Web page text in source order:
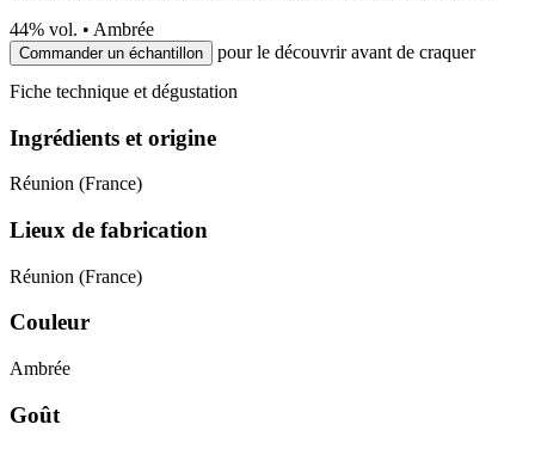
44% vol. • Ambrée
Commander un échantillon
pour le découvrir avant de craquer
Fiche technique et dégustation
Ingrédients et origine
Réunion (France)
Lieux de fabrication
Réunion (France)
Couleur
Ambrée
Goût